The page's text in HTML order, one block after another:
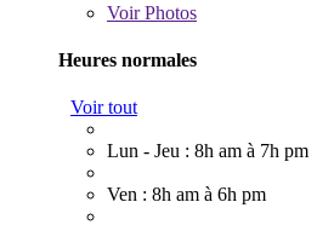
VoirPhotos
Heures normales
Voir tout
Lun - Jeu : 8h am à 7h pm
Ven : 8h am à 6h pm